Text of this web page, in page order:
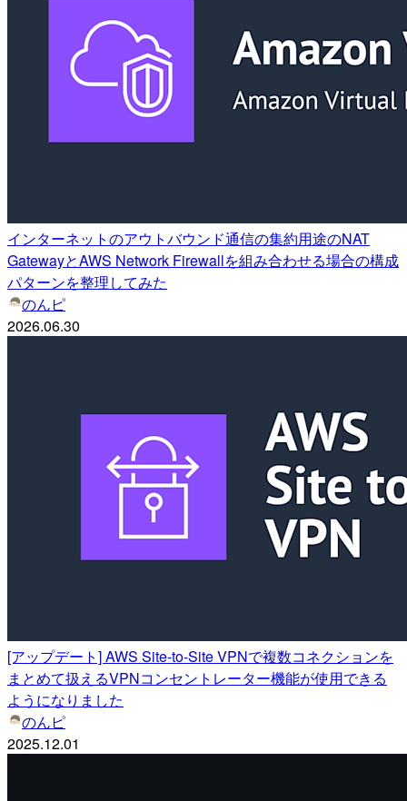
インターネットのアウトバウンド通信の集約用途のNAT
GatewayとAWS Network Firewallを組み合わせる場合の構成
パターンを整理してみた
のんピ
2026.06.30
[アップデート] AWS Site-to-Site VPNで複数コネクションを
まとめて扱えるVPNコンセントレーター機能が使用できる
ようになりました
のんピ
2025.12.01